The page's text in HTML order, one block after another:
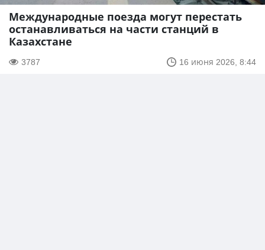
Международные поезда могут перестать
останавливаться на части станций в
Казахстане
3787 16 июня 2026, 8:44